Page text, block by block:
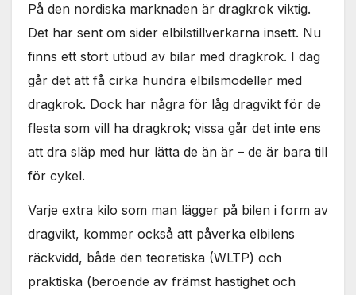
På den nordiska marknaden är dragkrok viktig.
Det har sent om sider elbilstillverkarna insett. Nu
finns ett stort utbud av bilar med dragkrok. I dag
går det att få cirka hundra elbilsmodeller med
dragkrok. Dock har några för låg dragvikt för de
flesta som vill ha dragkrok; vissa går det inte ens
att dra släp med hur lätta de än är – de är bara till
för cykel.
Varje extra kilo som man lägger på bilen i form av
dragvikt, kommer också att påverka elbilens
räckvidd, både den teoretiska (WLTP) och
praktiska (beroende av främst hastighet och
Dessa kakor
välja bort. De
behövs för
över huvud